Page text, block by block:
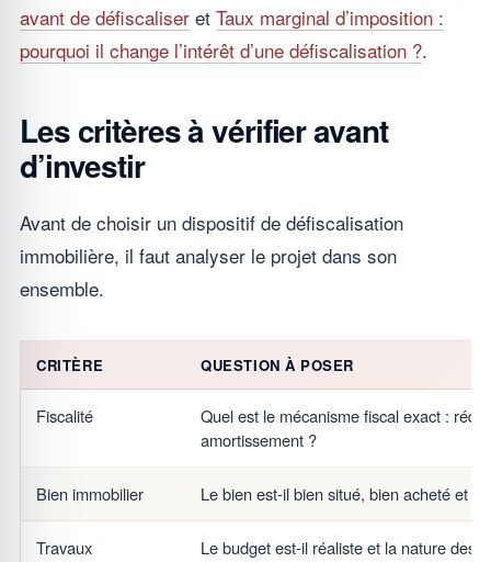
avant de défiscaliser et Taux marginal d’imposition :
pourquoi il change l’intérêt d’une défiscalisation ?.
Les critères à vérifier avant
d’investir
Avant de choisir un dispositif de défiscalisation
immobilière, il faut analyser le projet dans son
ensemble.
CRITÈRE QUESTION À POSER
Fiscalité
Quel est le mécanisme fiscal exact :
amortissement ?
Bien immobilier Le bien est-il bien situé, bien acheté et
Travaux Le budget est-il réaliste et la nature des